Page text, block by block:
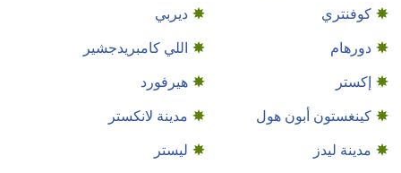
كوفنتري
ديربي
دورهام
اللي كامبريدجشير
إكستر
هيرفورد
كينغستون أبون هول
مدينة لانكستر
مدينة ليدز
ليستر